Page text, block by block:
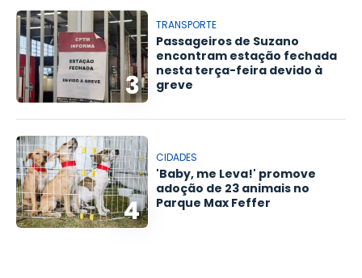
3
TRANSPORTE
Passageiros de Suzano
encontram estação fechada
nesta terça-feira devido à
greve
4
CIDADES
'Baby, me Leva!' promove
adoção de 23 animais no
Parque Max Feffer